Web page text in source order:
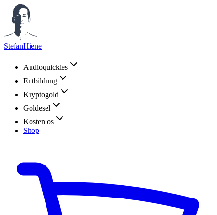
StefanHiene
Audioquickies
Entbildung
Kryptogold
Goldesel
Kostenlos
Shop